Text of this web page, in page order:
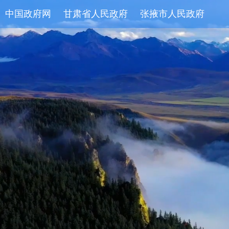
中国政府网 甘肃省人民政府 张掖市人民政府